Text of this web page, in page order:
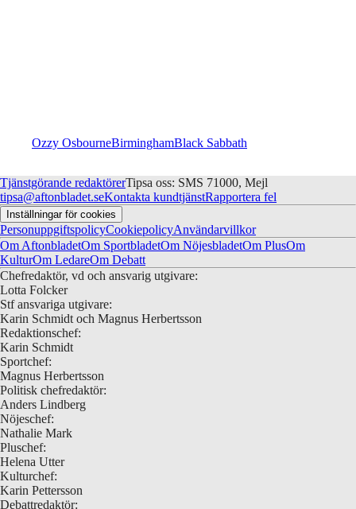
Ozzy OsbourneBirminghamBlack Sabbath
Tjänstgörande redaktörerTipsa oss: SMS 71000, Mejl
tipsa@aftonbladet.seKontakta kundtjänstRapportera fel
Inställningar för cookies
PersonuppgiftspolicyCookiepolicyAnvändarvillkor
Om AftonbladetOm SportbladetOm NöjesbladetOm PlusOm
KulturOm LedareOm Debatt
Chefredaktör, vd och ansvarig utgivare:
Lotta Folcker
Stf ansvariga utgivare:
Karin Schmidt och Magnus Herbertsson
Redaktionschef:
Karin Schmidt
Sportchef:
Magnus Herbertsson
Politisk chefredaktör:
Anders Lindberg
Nöjeschef:
Nathalie Mark
Pluschef:
Helena Utter
Kulturchef:
Karin Pettersson
Debattredaktör: